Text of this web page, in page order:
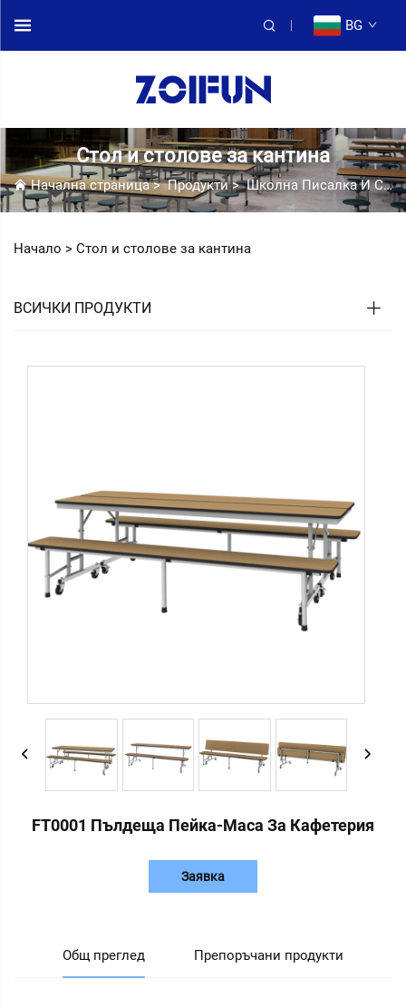
BG
Стол и столове за кантина
Начална страница>Продукти>Школна Писалка И Столове Набор
Начало > Стол и столове за кантина
ВСИЧКИ ПРОДУКТИ
FT0001 Пълдеща Пейка-Маса За Кафетерия
Заявка
Общ преглед Препоръчани продукти